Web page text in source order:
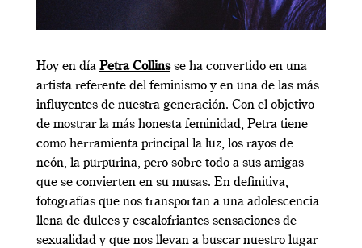
Hoy en día Petra Collinsse ha convertido en una
artista referente del feminismo y en una de las más
influyentes de nuestra generación. Con el objetivo
de mostrar la más honesta feminidad, Petra tiene
como herramienta principal la luz, los rayos de
neón, la purpurina, pero sobre todo a sus amigas
que se convierten en su musas. En definitiva,
fotografías que nos transportan a una adolescencia
llena de dulces y escalofriantes sensaciones de
sexualidad y que nos llevan a buscar nuestro lugar